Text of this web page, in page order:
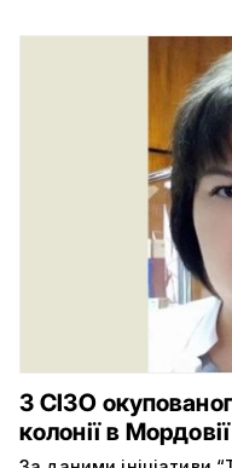
З СІЗО
колонії в Мордовії